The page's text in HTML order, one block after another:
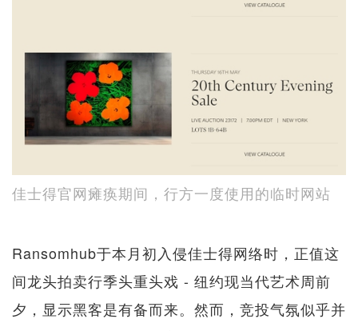
佳士得官网瘫痪期间，行方一度使用的临时网站
Ransomhub于本月初入侵佳士得网络时，正值这
间龙头拍卖行季头重头戏 - 纽约现当代艺术周前
夕，显示黑客是有备而来。然而，竞投气氛似乎并